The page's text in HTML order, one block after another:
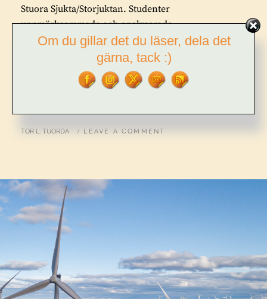
Stuora Sjukta/Storjuktan. Studenter
uppmärksammade och analyserade
naturförstörelsen. En av dem intervjuades 2015,
FORTSÄTT LÄSADEN
BY
TOR L. TUORDA LEAVE A COMMENT
Om du gillar det du läser, dela det
gärna, tack :)